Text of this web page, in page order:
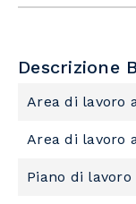
Descrizione
Area di lavoro
Area di lavoro
Piano di lavoro